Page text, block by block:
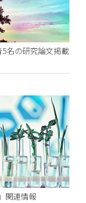
名の研究論文掲載
関連情報